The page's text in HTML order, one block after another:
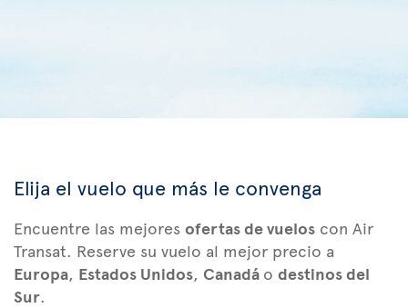
Elija el vuelo que más le convenga
Encuentre las mejores ofertas de vuelos con Air
Transat. Reserve su vuelo al mejor precio a
Europa, Estados Unidos, Canadá o destinos del
Sur.